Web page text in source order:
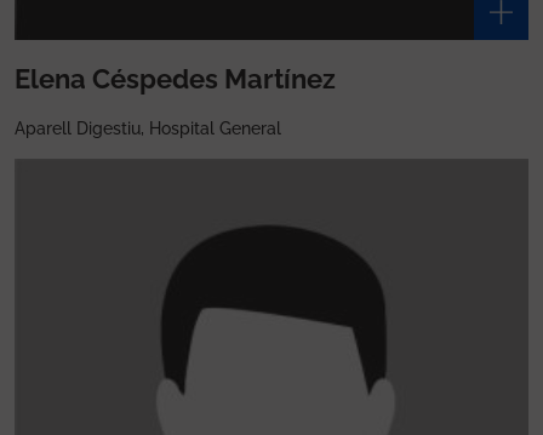
Elena Céspedes Martínez
Aparell Digestiu, Hospital General